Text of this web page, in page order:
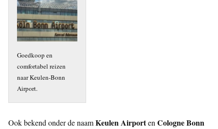
Goedkoop en
comfortabel reizen
naar Keulen-Bonn
Airport.
Ook bekend onder de naamKeulen Airporten Cologne Bonn